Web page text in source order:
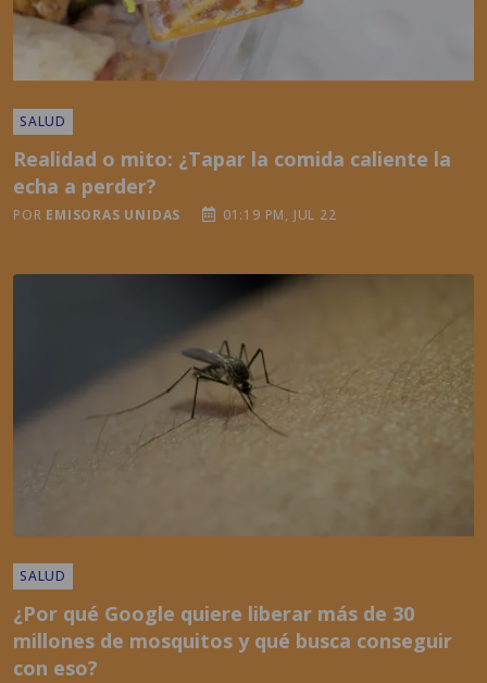
SALUD
Realidad o mito: ¿Tapar la comida caliente la
echa a perder?
POR EMISORAS UNIDAS 01:19 PM, JUL 22
SALUD
¿Por qué Google quiere liberar más de 30
millones de mosquitos y qué busca conseguir
con eso?